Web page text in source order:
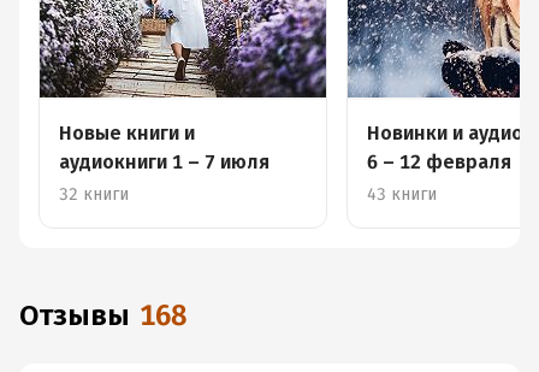
Новые книги и
аудиокниги 1 – 7 июля
32 книги
Новинки и
6 – 12 февраля
43 книги
Отзывы 168